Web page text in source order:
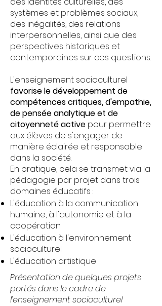
systèmes et problèmes sociaux,
des inégalités, des relations
interpersonnelles, ainsi que des
perspectives historiques et
contemporaines sur ces questions.
L'enseignement socioculturel
favorise le développement de
compétences critiques, d'empathie,
de pensée analytique et de
citoyenneté active pour permettre
aux élèves de s'engager de
manière éclairée et responsable
dans la société.
En pratique, cela se transmet via la
pédagogie par projet dans trois
domaines éducatifs :
L'éducation à la communication
humaine, à l'autonomie et à la
coopération
L'éducation à l'environnement
socioculturel
L'éducation artistique
Présentation de quelques projets
portés dans le cadre de
l’enseignement socioculturel